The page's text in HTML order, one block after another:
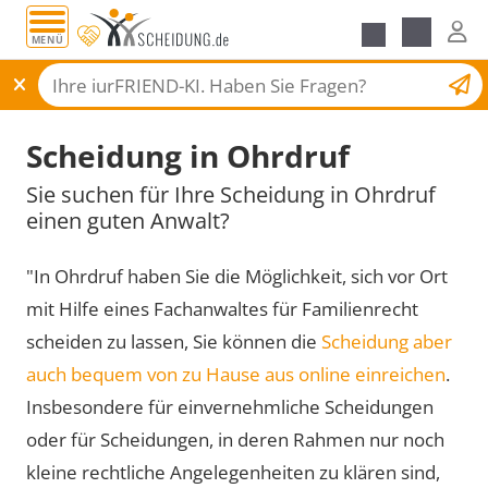
MENÜ
Scheidungsantrag
Scheidung in Ohrdruf
Sie suchen für Ihre Scheidung in Ohrdruf
einen guten Anwalt?
"In Ohrdruf haben Sie die Möglichkeit, sich vor Ort
mit Hilfe eines Fachanwaltes für Familienrecht
scheiden zu lassen, Sie können die Scheidung aber
auch bequem von zu Hause aus online einreichen.
Insbesondere für einvernehmliche Scheidungen
oder für Scheidungen, in deren Rahmen nur noch
kleine rechtliche Angelegenheiten zu klären sind,